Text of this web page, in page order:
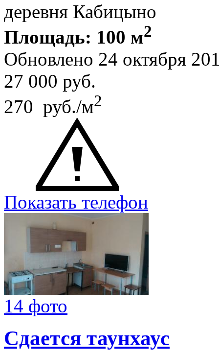
деревня Кабицыно
Площадь: 100 м2
Обновлено 24 октября
27 000 руб.
270 руб./м2
Показать телефон
14 фото
Сдается таунхаус